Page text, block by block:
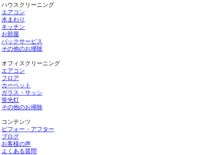
ハウスクリーニング
エアコン
水まわり
キッチン
お部屋
パックサービス
その他のお掃除
オフィスクリーニング
エアコン
フロア
カーペット
ガラス・サッシ
蛍光灯
その他のお掃除
コンテンツ
ビフォー・アフター
ブログ
お客様の声
よくある質問